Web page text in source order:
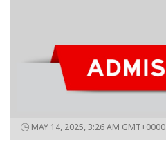
MAY 14, 2025, 3:26 AM GMT+0000